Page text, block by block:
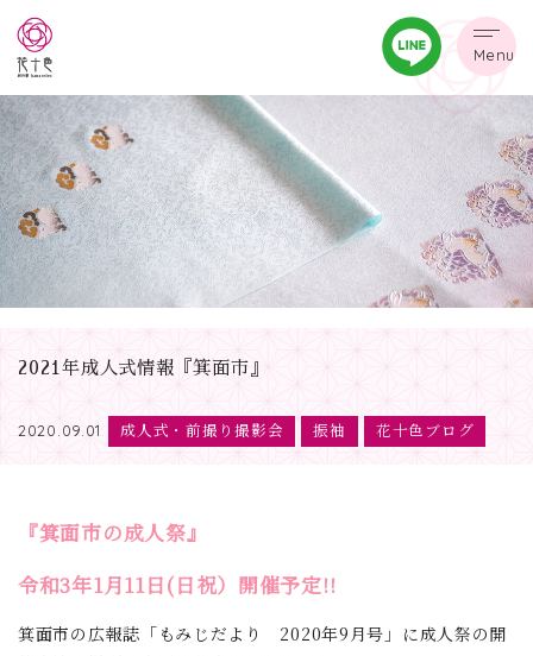
Menu
2021年成人式情報『箕面市』
2020.09.01 成人式・前撮り撮影会 振袖 花十色ブログ
『箕面市の成人祭』
令和3年1月11日(日祝）開催予定!!
箕面市の広報誌「もみじだより 2020年9月号」に成人祭の開